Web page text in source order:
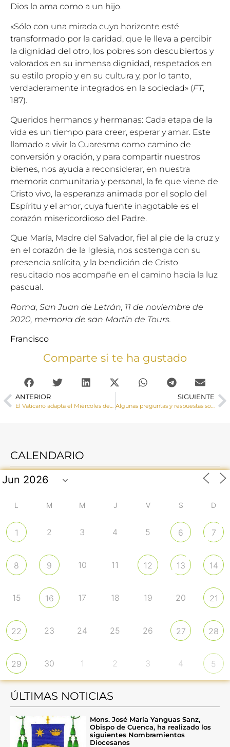
Dios lo ama como a un hijo.
«Sólo con una mirada cuyo horizonte esté
transformado por la caridad, que le lleva a percibir
la dignidad del otro, los pobres son descubiertos y
valorados en su inmensa dignidad, respetados en
su estilo propio y en su cultura y, por lo tanto,
verdaderamente integrados en la sociedad» (FT,
187).
Queridos hermanos y hermanas: Cada etapa de la
vida es un tiempo para creer, esperar y amar. Este
llamado a vivir la Cuaresma como camino de
conversión y oración, y para compartir nuestros
bienes, nos ayuda a reconsiderar, en nuestra
memoria comunitaria y personal, la fe que viene de
Cristo vivo, la esperanza animada por el soplo del
Espíritu y el amor, cuya fuente inagotable es el
corazón misericordioso del Padre.
Que María, Madre del Salvador, fiel al pie de la cruz y
en el corazón de la Iglesia, nos sostenga con su
presencia solícita, y la bendición de Cristo
resucitado nos acompañe en el camino hacia la luz
pascual.
Roma, San Juan de Letrán, 11 de noviembre de
2020, memoria de san Martín de Tours.
Francisco
Comparte si te ha gustado
ANTERIOR
El Vaticano adapta el Miércoles de Ceniza a la pandemia
SIGUIENTE
Algunas preguntas y respuestas sobre la cuaresma
CALENDARIO
L M M J V S D
1 2 3 4 5 6 7
8 9 10 11 12 13 14
15 16 17 18 19 20 21
22 23 24 25 26 27 28
29 30 1 2 3 4 5
ÚLTIMAS NOTICIAS
Mons. José María Yanguas Sanz,
Obispo de Cuenca, ha realizado los
siguientes Nombramientos
Diocesanos